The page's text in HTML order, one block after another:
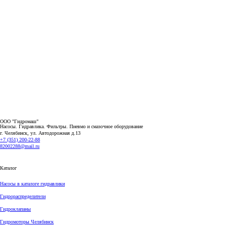
ООО "Гидромаш"
Насосы. Гидравлика. Фильтры. Пневмо и смазочное оборудование
г. Челябинск, ул. Автодорожная д.13
+7 (351) 200-22-88
82002288@mail.ru
Каталог
Насосы в каталоге гидравлики
Гидрораспределители
Гидроклапаны
Гидромоторы Челябинск